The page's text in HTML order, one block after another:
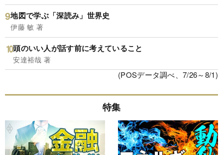
地図で学ぶ「深読み」世界史
伊藤 敏 著
頭のいい人が話す前に考えていること
安達裕哉 著
(POSデータ調べ、7/26～8/1)
特集